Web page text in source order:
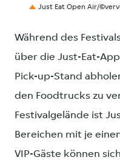
Just Eat Open Air/
Während des
über die Just-Eat-
Pick-up-Stand
den Foodtrucks zu
Festivalgelände ist
Bereichen mit je
VIP-Gäste können